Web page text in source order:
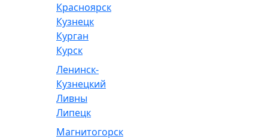
Красноярск
Кузнецк
Курган
Курск
Ленинск-
Кузнецкий
Ливны
Липецк
Магнитогорск